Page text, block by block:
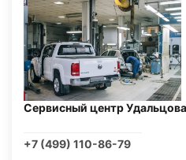
Сервисный центр Удальцова
+7 (499) 110-86-79